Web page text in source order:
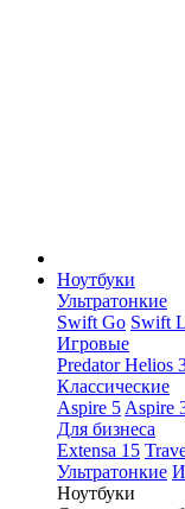
Ноутбуки
Ультратонкие
Swift Go Swift
Игровые
Predator Helios
Классические
Aspire 5 Aspire
Для бизнеса
Extensa 15
Ультратонкие
Ноутбуки